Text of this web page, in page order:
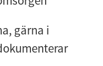
gärna i